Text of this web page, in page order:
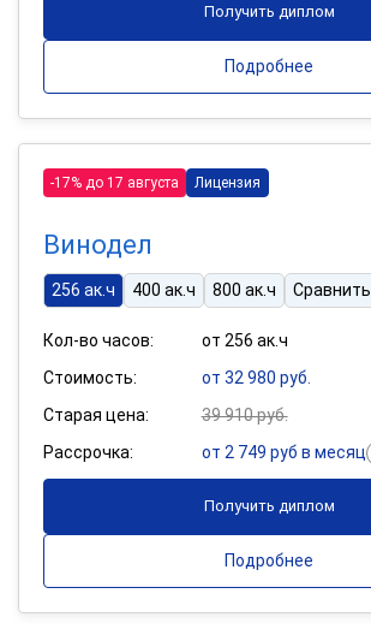
Получить диплом
Подробнее
-17% до 17 августа Лицензия
Винодел
256 ак.ч 400 ак.ч 800 ак.ч Сравнить
Кол-во часов:
от 256 ак.ч
Стоимость:
от 32 980 руб.
Старая цена:
39 910 руб.
Рассрочка:
от 2 749 руб в месяц
Получить диплом
Подробнее